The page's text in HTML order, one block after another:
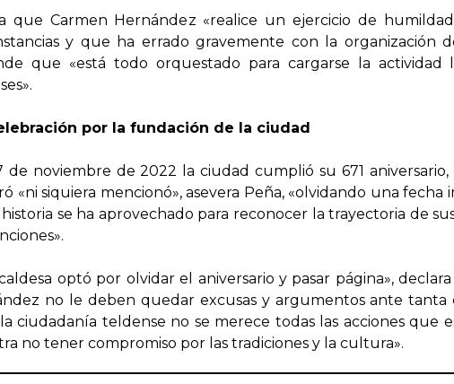
que Carmen Hernández «realice un ejercicio de
y que ha errado gravemente con la organización
que «está todo orquestado para cargarse la
por la fundación de la ciudad
de noviembre de 2022 la ciudad cumplió su 671
«ni siquiera mencionó», asevera Peña, «olvidando una
se ha aprovechado para reconocer la trayectoria de
optó por olvidar el aniversario y pasar página»,
no le deben quedar excusas y argumentos ante tanta
ciudadanía teldense no se merece todas las acciones que
no tener compromiso por las tradiciones y la cultura».